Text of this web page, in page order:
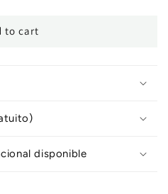
to cart
disponible